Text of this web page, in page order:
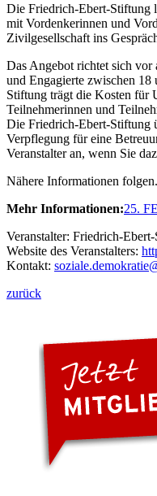
Die Friedrich-Ebert-Stiftung
mit Vordenkerinnen und
Zivilgesellschaft ins
Das Angebot richtet sich vor
und Engagierte zwischen
Stiftung trägt die Kosten für
Teilnehmerinnen und
Die Friedrich-Ebert-Stiftung
Verpflegung für eine
Veranstalter an, wenn Sie
Nähere Informationen folgen.
Mehr Informationen:25.
Veranstalter: Friedrich-
Website des Veranstalters:
Kontakt: soziale.demokratie
zurück